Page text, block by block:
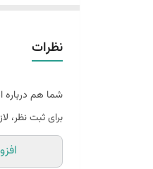
و به صورت
نظرات
شما هم درباره
برای ثبت نظر،